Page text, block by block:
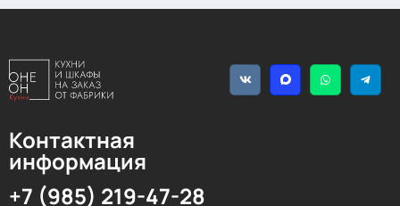
Контактная
информация
+7 (985) 219-47-28